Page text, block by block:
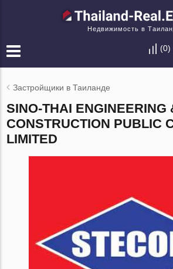
Недвижимость в
(0)
Застройщики в Таиланде
SINO-THAI ENGINEERING
CONSTRUCTION PUBLIC
LIMITED